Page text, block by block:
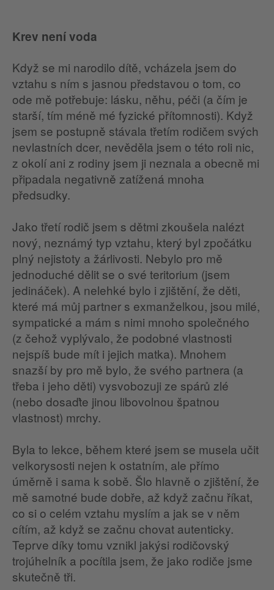
Krev není voda
Když se mi narodilo dítě, vcházela jsem do
vztahu s ním s jasnou představou o tom, co
ode mě potřebuje: lásku, něhu, péči (a čím je
starší, tím méně mé fyzické přítomnosti). Když
jsem se postupně stávala třetím rodičem svých
nevlastních dcer, nevěděla jsem o této roli nic,
z okolí ani z rodiny jsem ji neznala a obecně mi
připadala negativně zatížená mnoha
předsudky.
Jako třetí rodič jsem s dětmi zkoušela nalézt
nový, neznámý typ vztahu, který byl zpočátku
plný nejistoty a žárlivosti. Nebylo pro mě
jednoduché dělit se o své teritorium (jsem
jedináček). A nelehké bylo i zjištění, že děti,
které má můj partner s exmanželkou, jsou milé,
sympatické a mám s nimi mnoho společného
(z čehož vyplývalo, že podobné vlastnosti
nejspíš bude mít i jejich matka). Mnohem
snazší by pro mě bylo, že svého partnera (a
třeba i jeho děti) vysvobozuji ze spárů zlé
(nebo dosaďte jinou libovolnou špatnou
vlastnost) mrchy.
Byla to lekce, během které jsem se musela učit
velkorysosti nejen k ostatním, ale přímo
úměrně i sama k sobě. Šlo hlavně o zjištění, že
mě samotné bude dobře, až když začnu říkat,
co si o celém vztahu myslím a jak se v něm
cítím, až když se začnu chovat autenticky.
Teprve díky tomu vznikl jakýsi rodičovský
trojúhelník a pocítila jsem, že jako rodiče jsme
skutečně tři.